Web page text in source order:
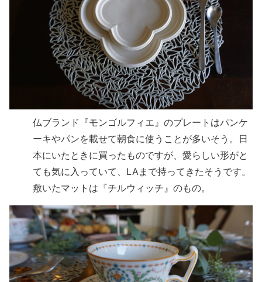
仏ブランド『モンゴルフィエ』のプレートはパンケ
ーキやパンを載せて朝食に使うことが多いそう。日
本にいたときに買ったものですが、愛らしい形がと
ても気に入っていて、LAまで持ってきたそうです。
敷いたマットは『チルウィッチ』のもの。